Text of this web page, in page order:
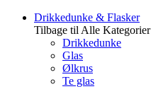
Drikkedunke & Flasker
Tilbage til Alle Kategorier
Drikkedunke
Glas
Ølkrus
Te glas